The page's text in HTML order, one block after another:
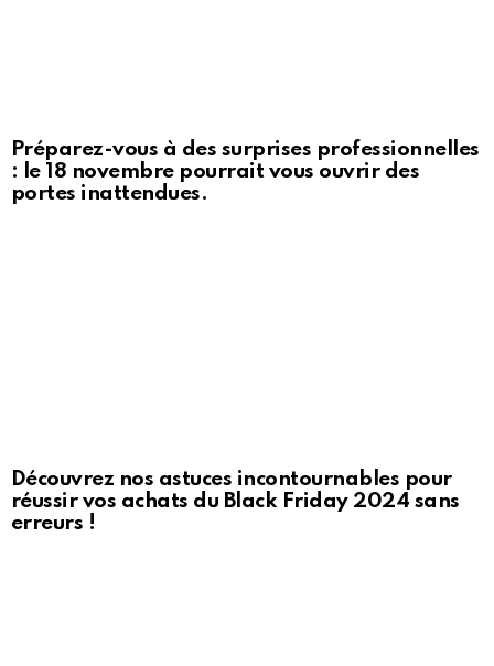
Préparez-vous à des surprises professionnelles
: le 18 novembre pourrait vous ouvrir des
portes inattendues.
Découvrez nos astuces incontournables pour
réussir vos achats du Black Friday 2024 sans
erreurs !